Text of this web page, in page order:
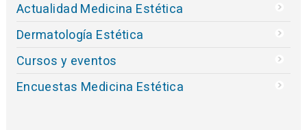
Actualidad Medicina Estética
Dermatología Estética
Cursos y eventos
Encuestas Medicina Estética